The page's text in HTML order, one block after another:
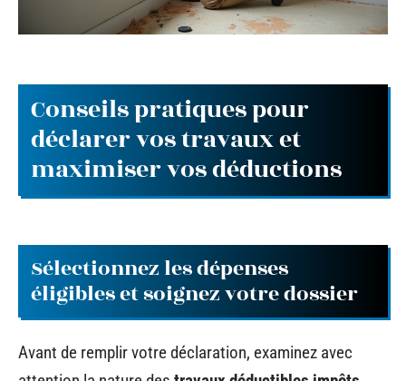
Conseils pratiques pour
déclarer vos travaux et
maximiser vos déductions
Sélectionnez les dépenses
éligibles et soignez votre dossier
Avant de remplir votre déclaration, examinez avec